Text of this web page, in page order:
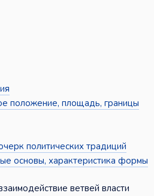
положение, площадь, границы
политических традиций
основы, характеристика формы
ветвей власти